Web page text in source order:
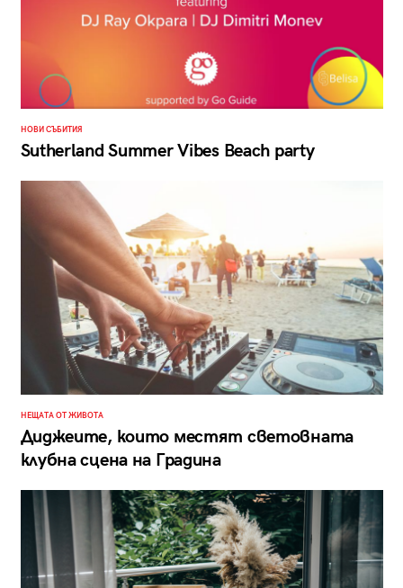
НОВИ СЪБИТИЯ
Sutherland Summer Vibes Beach party
НЕЩАТА ОТ ЖИВОТА
Диджеите, които местят световната
клубна сцена на Градина